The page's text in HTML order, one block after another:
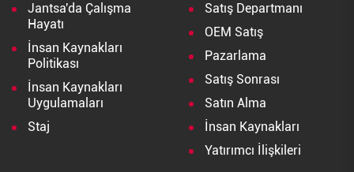
Jantsa'da Çalışma
Hayatı
İnsan Kaynakları
Politikası
İnsan Kaynakları
Uygulamaları
Staj
Satış Departmanı
OEM Satış
Pazarlama
Satış Sonrası
Satın Alma
İnsan Kaynakları
Yatırımcı İlişkileri